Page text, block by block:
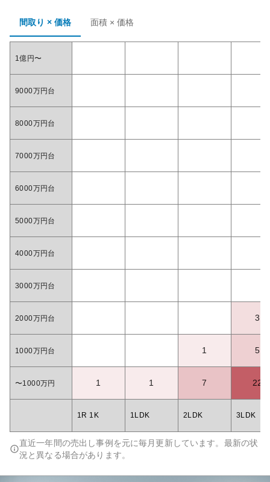
間取り × 価格 面積 × 価格
1億円〜
9000万円台
8000万円台
7000万円台
6000万円台
5000万円台
4000万円台
3000万円台
2000万円台 3
1000万円台 1 5
〜1000万円 1 1 7 22
1R 1K 1LDK 2LDK 3LDK
直近一年間の売出し事例を元に毎月更新しています。最新の状
況と異なる場合があります。